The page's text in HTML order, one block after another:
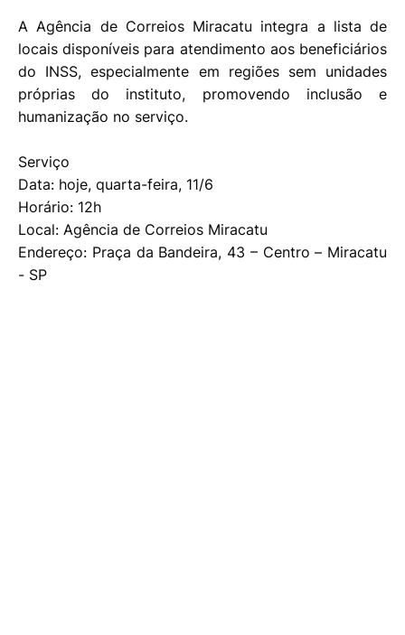
A Agência de Correios Miracatu integra a lista de
locais disponíveis para atendimento aos beneficiários
do INSS, especialmente em regiões sem unidades
próprias do instituto, promovendo inclusão e
humanização no serviço.
Serviço
Data: hoje, quarta-feira, 11/6
Horário: 12h
Local: Agência de Correios Miracatu
Endereço: Praça da Bandeira, 43 – Centro – Miracatu
- SP